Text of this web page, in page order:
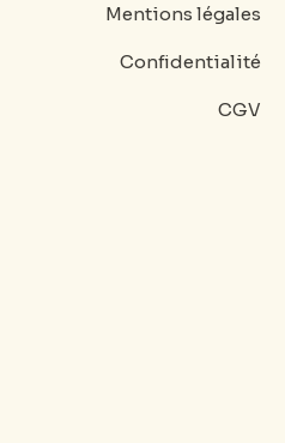
Mentions légales
Confidentialité
CGV